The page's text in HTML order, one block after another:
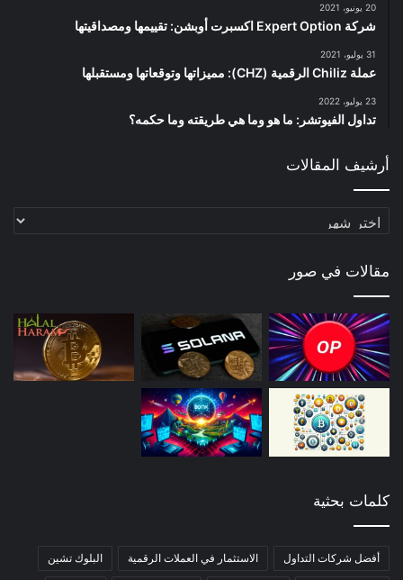
20 يونيو، 2021
شركة Expert Option اكسبرت أوبشن: تقييمها ومصداقيتها
31 يوليو، 2021
عملة Chiliz الرقمية (CHZ): مميزاتها وتوقعاتها ومستقبلها
23 يوليو، 2022
تداول الفيوتشر: ما هو وما هي طريقته وما حكمه؟
أرشيف المقالات
أرشيف
مقالات في صور
كلمات بحثية
أفضل شركات التداول الاستثمار في العملات الرقمية البلوك تشين